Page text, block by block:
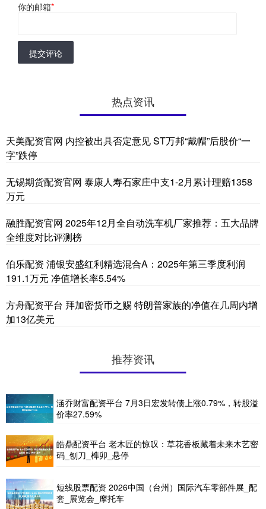
你的邮箱*
提交评论
热点资讯
天美配资官网 内控被出具否定意见 ST万邦“戴帽”后股价“一
字”跌停
无锡期货配资官网 泰康人寿石家庄中支1-2月累计理赔1358
万元
融胜配资官网 2025年12月全自动洗车机厂家推荐：五大品牌
全维度对比评测榜
伯乐配资 浦银安盛红利精选混合A：2025年第三季度利润
191.1万元 净值增长率5.54%
方舟配资平台 拜加密货币之赐 特朗普家族的净值在几周内增
加13亿美元
推荐资讯
涵乔财富配资平台 7月3日宏发转债上涨0.79%，转股溢
价率27.59%
皓鼎配资平台 老木匠的惊叹：草花香板藏着未来木艺密
码_刨刀_榫卯_悬停
短线股票配资 2026中国（台州）国际汽车零部件展_配
套_展览会_摩托车